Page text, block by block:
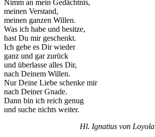
Nimm an mein Gedächtnis,
meinen Verstand,
meinen ganzen Willen.
Was ich habe und besitze,
hast Du mir geschenkt.
Ich gebe es Dir wieder
ganz und gar zurück
und überlasse alles Dir,
nach Deinem Willen.
Nur Deine Liebe schenke mir
nach Deiner Gnade.
Dann bin ich reich genug
und suche nichts weiter.
Hl. Ignatius von Loyola